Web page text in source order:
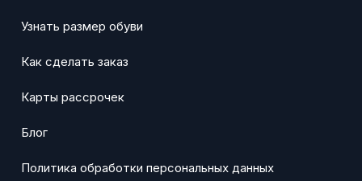
Узнать размер обуви
Как сделать заказ
Карты рассрочек
Блог
Политика обработки персональных данных